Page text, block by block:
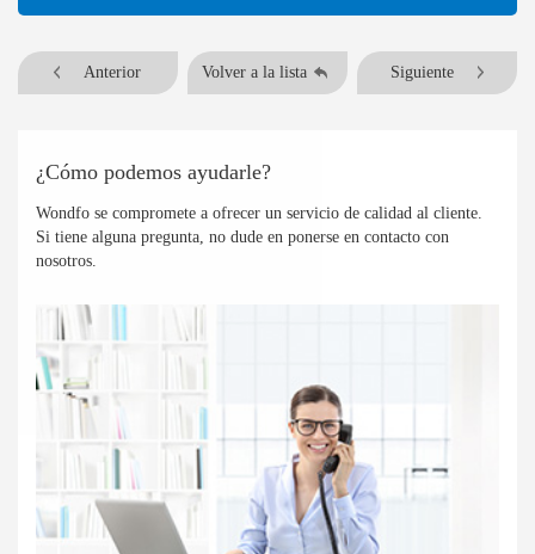
Anterior Volver a la lista Siguiente
¿Cómo podemos ayudarle?
Wondfo se compromete a ofrecer un servicio de calidad al cliente.
Si tiene alguna pregunta, no dude en ponerse en contacto con
nosotros.